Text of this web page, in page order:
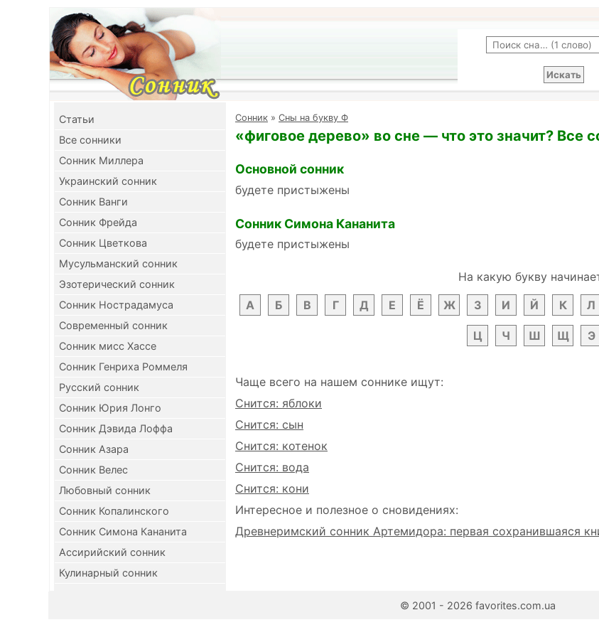
Cтатьи
Все сонники
Сонник Миллера
Украинский сонник
Сонник Ванги
Сонник Фрейда
Сонник Цветкова
Мусульманский сонник
Эзотерический сонник
Сонник Нострадамуса
Современный сонник
Сонник мисс Хассе
Сонник Генриха Роммеля
Русский сонник
Сонник Юрия Лонго
Сонник Дэвида Лоффа
Сонник Азара
Сонник Велес
Любовный сонник
Сонник Копалинского
Сонник Симона Кананита
Ассирийский сонник
Кулинарный сонник
Cонник » Сны на букву Ф
«фиговое дерево» во сне — что это значит? Все
Основной сонник
будете пристыжены
Сонник Симона Кананита
будете пристыжены
На какую букву
А
Б В Г Д Е Ё Ж З И Й К Л
Ц Ч Ш Щ Э
Чаще всего на нашем соннике ищут:
Снится: яблоки
Снится: сын
Снится: котенок
Снится: вода
Снится: кони
Интересное и полезное о сновидениях:
Древнеримский сонник Артемидора: первая сохранившаяся
© 2001 - 2026 favorites.com.ua